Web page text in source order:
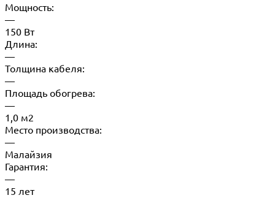
Мощность:
—
150 Вт
Длина:
—
Толщина кабеля:
—
Площадь обогрева:
—
1,0 м2
Место производства:
—
Малайзия
Гарантия:
—
15 лет